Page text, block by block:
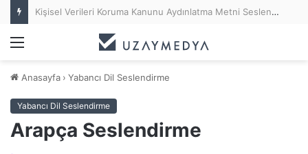
Kişisel Verileri Koruma Kanunu Aydınlatma Metni Seslendirme (KVKK Anonsu)
Menü
Anasayfa › Yabancı Dil Seslendirme
Yabancı Dil Seslendirme
Arapça Seslendirme